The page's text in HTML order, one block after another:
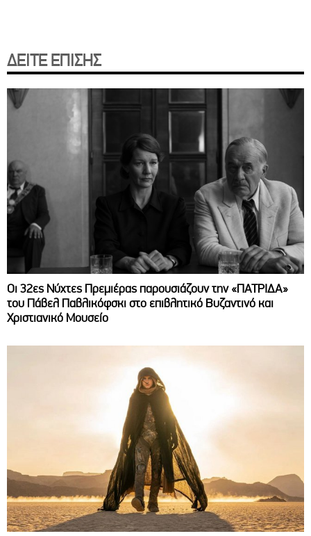
ΔΕΙΤΕ ΕΠΙΣΗΣ
Οι 32ες Νύχτες Πρεμιέρας παρουσιάζουν την «ΠΑΤΡΙΔΑ»
του Πάβελ Παβλικόφσκι στο επιβλητικό Βυζαντινό και
Χριστιανικό Μουσείο